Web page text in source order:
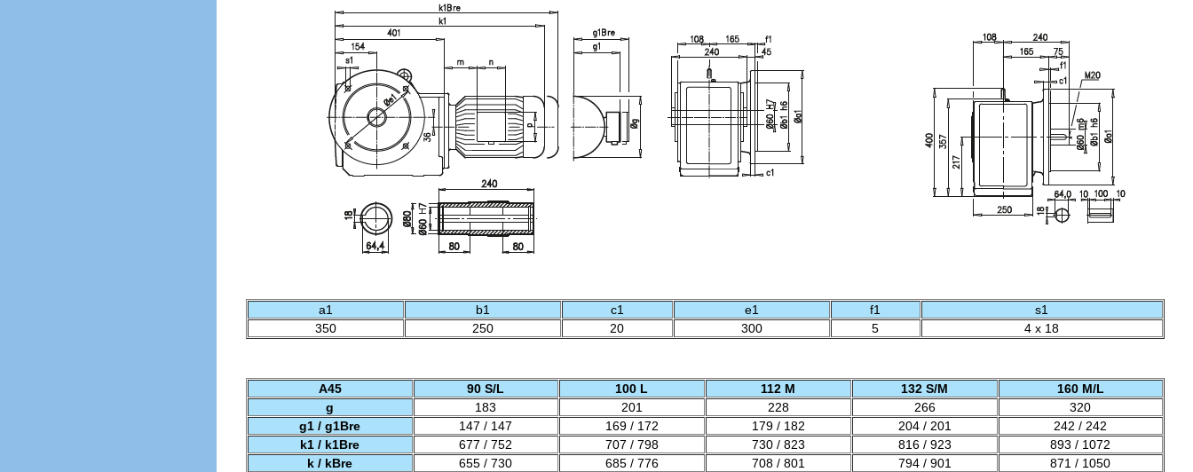
a1 b1 c1 e1 f1
s1
350
250 20 300 5 4 x 18
A45 90 S/L 100 L 112 M 132 S/M
160 M/L
g
183 201 228 266
320
g1 / g1Bre
147 / 147 169 / 172 179 / 182 204 / 201
242 / 242
k1 / k1Bre
677 / 752 707 / 798 730 / 823 816 / 923
893 / 1072
k / kBre
655 / 730 685 / 776 708 / 801 794 / 901
871 / 1050